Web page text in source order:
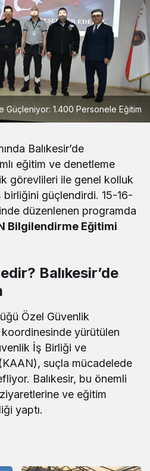
Güçleniyor: 1.400 Personele Eğitim
Balıkesir’de
eğitim ve denetleme
görevlileri ile genel kolluk
birliğini güçlendirdi. 15-16-
düzenlenen programda
Bilgilendirme Eğitimi
Balıkesir’de
Özel Güvenlik
koordinesinde yürütülen
İş Birliği ve
suçla mücadelede
Balıkesir, bu önemli
ve eğitim
yaptı.